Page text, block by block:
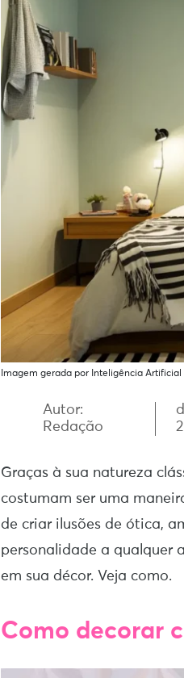
Imagem gerada por Inteligência Artificial
Autor:
Redação
Graças à sua natureza
costumam ser uma
de criar ilusões de ótica,
personalidade a qualquer
em sua décor. Veja como.
Como decorar